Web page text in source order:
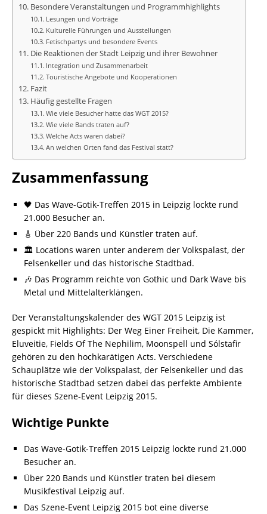
Besondere Veranstaltungen und Programmhighlights
Lesungen und Vorträge
Kulturelle Führungen und Ausstellungen
Fetischpartys und besondere Events
Die Reaktionen der Stadt Leipzig und ihrer Bewohner
Integration und Zusammenarbeit
Touristische Angebote und Kooperationen
Fazit
Häufig gestellte Fragen
Wie viele Besucher hatte das WGT 2015?
Wie viele Bands traten auf?
Welche Acts waren dabei?
An welchen Orten fand das Festival statt?
Zusammenfassung
🖤 Das Wave-Gotik-Treffen 2015 in Leipzig lockte rund
21.000 Besucher an.
🎸 Über 220 Bands und Künstler traten auf.
🏛️ Locations waren unter anderem der Volkspalast, der
Felsenkeller und das historische Stadtbad.
🎶 Das Programm reichte von Gothic und Dark Wave bis
Metal und Mittelalterklängen.
Der Veranstaltungskalender des WGT 2015 Leipzig ist
gespickt mit Highlights: Der Weg Einer Freiheit, Die Kammer,
Eluveitie, Fields Of The Nephilim, Moonspell und Sólstafir
gehören zu den hochkarätigen Acts. Verschiedene
Schauplätze wie der Volkspalast, der Felsenkeller und das
historische Stadtbad setzen dabei das perfekte Ambiente
für dieses Szene-Event Leipzig 2015.
Wichtige Punkte
Das Wave-Gotik-Treffen 2015 Leipzig lockte rund 21.000
Besucher an.
Über 220 Bands und Künstler traten bei diesem
Musikfestival Leipzig auf.
Das Szene-Event Leipzig 2015 bot eine diverse